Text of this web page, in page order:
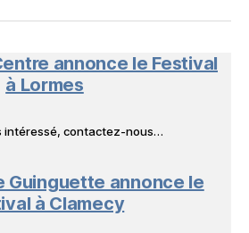
à
Livres
annonce le Festival
à Lormes
intéressé, contactez-nous…
Guinguette annonce le
à Clamecy